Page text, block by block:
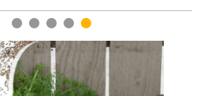
1 2 3 4 5